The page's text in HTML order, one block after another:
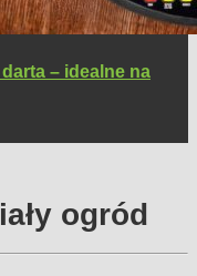
– idealne na
ogród